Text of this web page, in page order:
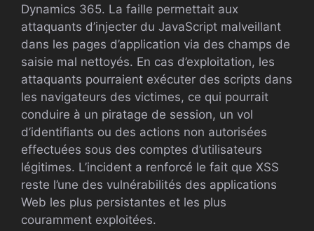
Dynamics 365. La faille permettait aux
attaquants d’injecter du JavaScript malveillant
dans les pages d’application via des champs de
saisie mal nettoyés. En cas d’exploitation, les
attaquants pourraient exécuter des scripts dans
les navigateurs des victimes, ce qui pourrait
conduire à un piratage de session, un vol
d’identifiants ou des actions non autorisées
effectuées sous des comptes d’utilisateurs
légitimes. L’incident a renforcé le fait que XSS
reste l’une des vulnérabilités des applications
Web les plus persistantes et les plus
couramment exploitées.